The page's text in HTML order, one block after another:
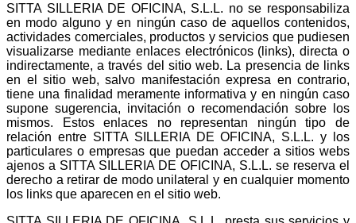
SITTA SILLERIA DE OFICINA, S.L.L. no se responsabiliza
en modo alguno y en ningún caso de aquellos contenidos,
actividades comerciales, productos y servicios que pudiesen
visualizarse mediante enlaces electrónicos (links), directa o
indirectamente, a través del sitio web. La presencia de links
en el sitio web, salvo manifestación expresa en contrario,
tiene una finalidad meramente informativa y en ningún caso
supone sugerencia, invitación o recomendación sobre los
mismos. Estos enlaces no representan ningún tipo de
relación entre SITTA SILLERIA DE OFICINA, S.L.L. y los
particulares o empresas que puedan acceder a sitios webs
ajenos a SITTA SILLERIA DE OFICINA, S.L.L. se reserva el
derecho a retirar de modo unilateral y en cualquier momento
los links que aparecen en el sitio web.